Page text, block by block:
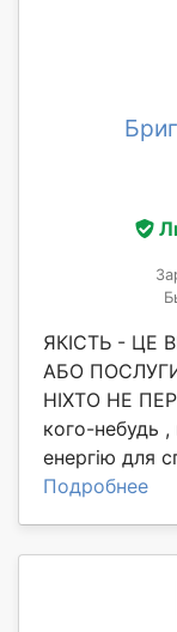
ЯКІСТЬ - ЦЕ
АБО
НІХТО НЕ
кого-небудь ,
енергію для
Подробнее